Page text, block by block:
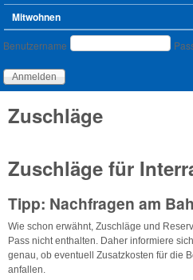
Mitwohnen
Benutzeranmeldung
Benutzername
Zuschläge
Zuschläge für
Tipp: Nachfragen am
Wie schon erwähnt, Zuschläge und
Pass nicht enthalten. Daher informiere
genau, ob eventuell Zusatzkosten für die
anfallen.